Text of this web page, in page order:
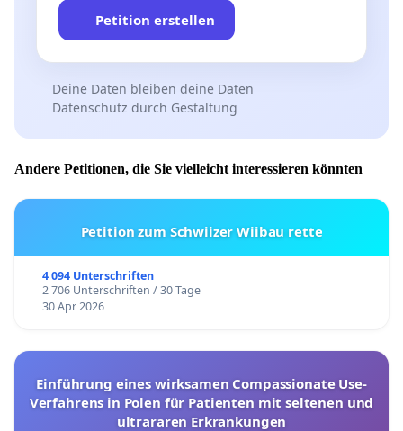
Petition erstellen
Deine Daten bleiben deine Daten
Datenschutz durch Gestaltung
Andere Petitionen, die Sie vielleicht interessieren könnten
Petition zum Schwiizer Wiibau rette
4 094 Unterschriften
2 706 Unterschriften / 30 Tage
30 Apr 2026
Einführung eines wirksamen Compassionate Use-
Verfahrens in Polen für Patienten mit seltenen und
ultrararen Erkrankungen